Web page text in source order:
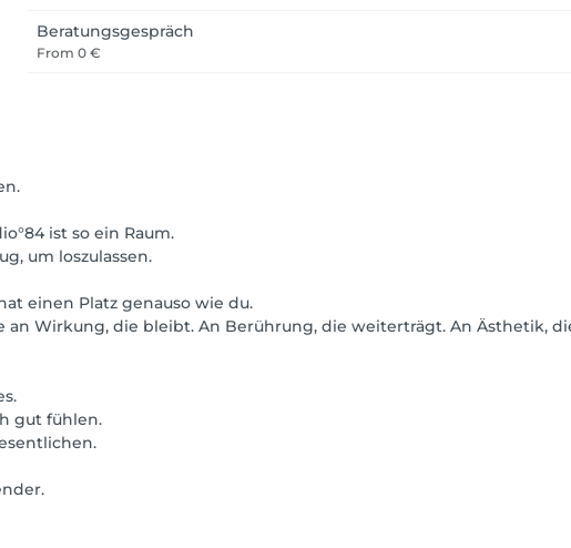
Beratungsgespräch
From 0 €
ist so ein Raum.
um loszulassen.
einen Platz genauso wie du.
an Wirkung, die bleibt. An Berührung, die weiterträgt. An Ästhetik,
gut fühlen.